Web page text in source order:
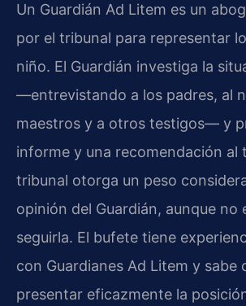
Un Guardián Ad Litem es un
por el tribunal para representar
niño. El Guardián investiga la
—entrevistando a los padres, al
maestros y a otros testigos— y
informe y una recomendación al
tribunal otorga un peso
opinión del Guardián, aunque no
seguirla. El bufete tiene
con Guardianes Ad Litem y sabe
presentar eficazmente la